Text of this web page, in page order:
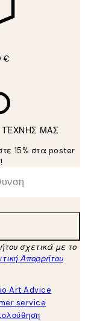
€
ΜΑΣ
15% στα poster
σχετικά με το
Απορρήτου
Art Advice
service